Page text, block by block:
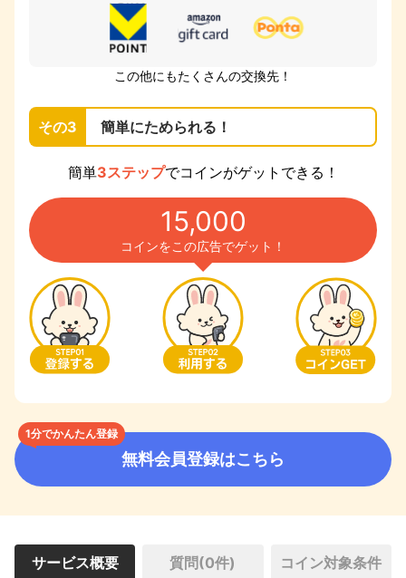
この他にもたくさんの交換先！
その3 簡単にためられる！
簡単3ステップでコインがゲットできる！
15,000
コインをこの広告でゲット！
1分でかんたん登録
無料会員登録はこちら
サービス概要 質問(0件) コイン対象条件